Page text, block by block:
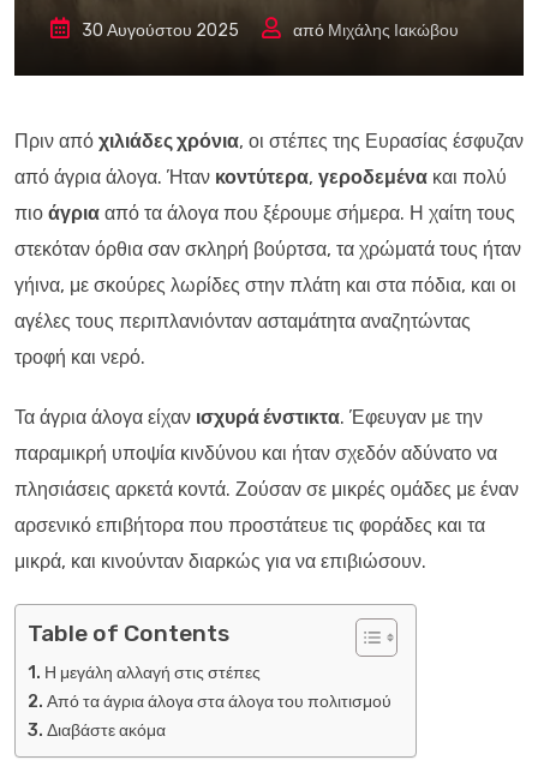
30 Αυγούστου 2025 από Μιχάλης Ιακώβου
Πριν από χιλιάδες χρόνια, οι στέπες της Ευρασίας έσφυζαν
από άγρια άλογα. Ήταν κοντύτερα, γεροδεμένα και πολύ
πιο άγρια από τα άλογα που ξέρουμε σήμερα. Η χαίτη τους
στεκόταν όρθια σαν σκληρή βούρτσα, τα χρώματά τους ήταν
γήινα, με σκούρες λωρίδες στην πλάτη και στα πόδια, και οι
αγέλες τους περιπλανιόνταν ασταμάτητα αναζητώντας
τροφή και νερό.
Τα άγρια άλογα είχαν ισχυρά ένστικτα. Έφευγαν με την
παραμικρή υποψία κινδύνου και ήταν σχεδόν αδύνατο να
πλησιάσεις αρκετά κοντά. Ζούσαν σε μικρές ομάδες με έναν
αρσενικό επιβήτορα που προστάτευε τις φοράδες και τα
μικρά, και κινούνταν διαρκώς για να επιβιώσουν.
Table of Contents
Η μεγάλη αλλαγή στις στέπες
Από τα άγρια άλογα στα άλογα του πολιτισμού
Διαβάστε ακόμα